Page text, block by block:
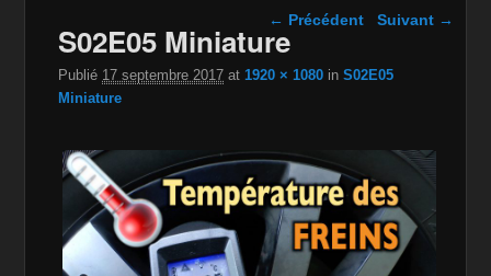
Navigation dans les
← Précédent Suivant →
S02E05 Miniature
Publié 17 septembre 2017 at 1920 × 1080 inS02E05
Miniature